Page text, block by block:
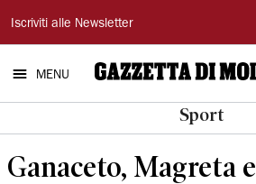
Gazzetta
di
Modena
Iscriviti alle Newsletter
MENU
Sport
Ganaceto, Magreta e